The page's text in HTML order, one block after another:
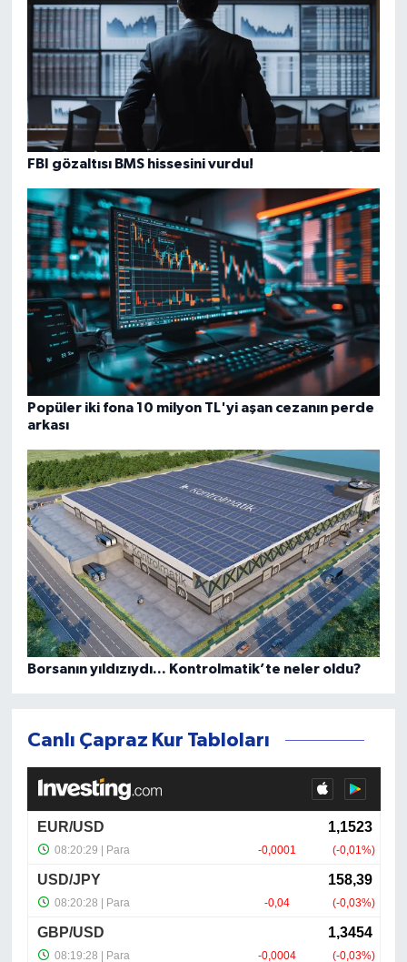
FBI gözaltısı BMS hissesini vurdu!
Popüler iki fona 10 milyon TL'yi aşan cezanın perde
arkası
Borsanın yıldızıydı... Kontrolmatik’te neler oldu?
Canlı Çapraz Kur Tabloları